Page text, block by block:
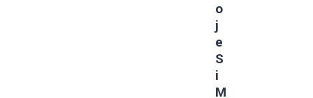
O
J
E
S
I
M